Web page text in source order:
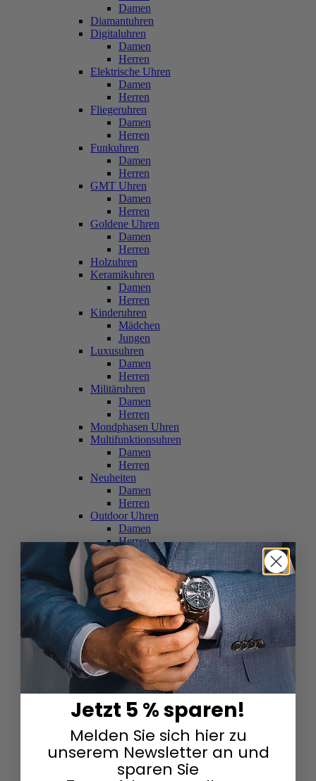
Damen
Diamantuhren
Digitaluhren
Damen
Herren
Elektrische Uhren
Damen
Herren
Fliegeruhren
Damen
Herren
Funkuhren
Damen
Herren
GMT Uhren
Damen
Herren
Goldene Uhren
Damen
Herren
Holzuhren
Keramikuhren
Damen
Herren
Kinderuhren
Mädchen
Jungen
Luxusuhren
Damen
Herren
Militäruhren
Damen
Herren
Mondphasen Uhren
Multifunktionsuhren
Damen
Herren
Neuheiten
Damen
Herren
Outdoor Uhren
Damen
Herren
Schweizer Uhren
Damen
Herren
Skelettuhren
Damen
Herren
Smartwatches
Damen
Herren
Solaruhren
Herren
Damen
Sportuhren
Damen
Herren
Swarovski & Edelsteine
Damen
Herren
Jetzt 5 % sparen!
Melden Sie sich hier zu
unserem Newsletter an und
sparen Sie